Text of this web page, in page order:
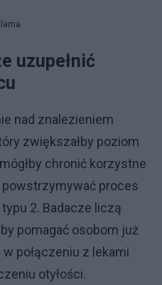
uzupełnić
nad znalezieniem
zwiększałby poziom
chronić korzystne
proces
2. Badacze liczą
pomagać osobom już
połączeniu z lekami
otyłości.